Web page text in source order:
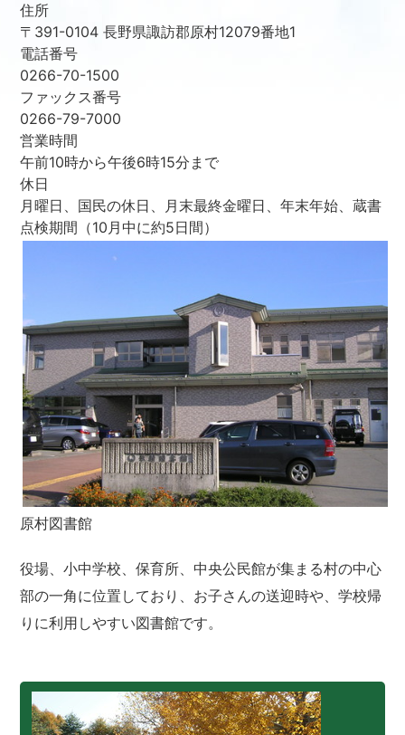
住所
〒391-0104 長野県諏訪郡原村12079番地1
電話番号
0266-70-1500
ファックス番号
0266-79-7000
営業時間
午前10時から午後6時15分まで
休日
月曜日、国民の休日、月末最終金曜日、年末年始、蔵書
点検期間（10月中に約5日間）
原村図書館
役場、小中学校、保育所、中央公民館が集まる村の中心
部の一角に位置しており、お子さんの送迎時や、学校帰
りに利用しやすい図書館です。